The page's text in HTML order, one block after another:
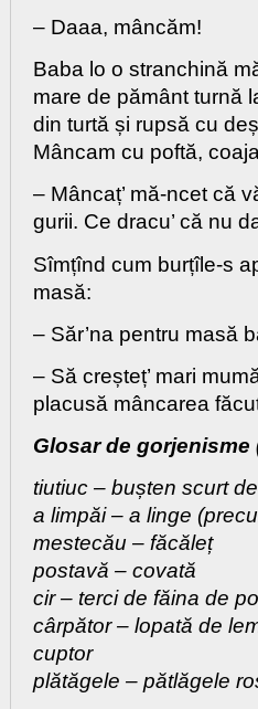
– Daaa, mâncăm!
Baba lo o stranchină
mare de pământ turnă
din turtă și rupsă cu
Mâncam cu poftă,
– Mâncaț’ mă-ncet că
gurii. Ce dracu’ că nu
Sîmțînd cum burțîle-s
masă:
– Săr’na pentru masă
– Să creșteț’ mari
placusă mâncarea
Glosar de gorjenisme
tiutiuc – bușten scurt
a limpăi – a linge
mestecău – făcăleț
postavă – covată
cir – terci de făina de
cârpător – lopată de
cuptor
plătăgele – pătlăgele